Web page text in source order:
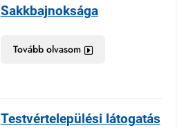
Sakkbajnoksága
Tovább olvasom
Testvértelepülési látogatás